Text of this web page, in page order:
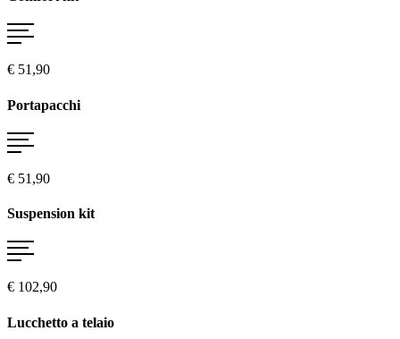
€ 51,90
Portapacchi
€ 51,90
Suspension kit
€ 102,90
Lucchetto a telaio